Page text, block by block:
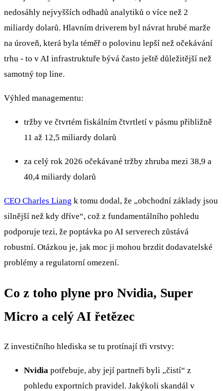
nedosáhly nejvyšších odhadů analytiků o více než 2
miliardy dolarů. Hlavním driverem byl návrat hrubé marže
na úroveň, která byla téměř o polovinu lepší než očekávání
trhu - to v AI infrastruktuře bývá často ještě důležitější než
samotný top line.
Výhled managementu:
tržby ve čtvrtém fiskálním čtvrtletí v pásmu přibližně
11 až 12,5 miliardy dolarů
za celý rok 2026 očekávané tržby zhruba mezi 38,9 a
40,4 miliardy dolarů
CEO Charles Liang k tomu dodal, že „obchodní základy jsou
silnější než kdy dříve“, což z fundamentálního pohledu
podporuje tezi, že poptávka po AI serverech zůstává
robustní. Otázkou je, jak moc ji mohou brzdit dodavatelské
problémy a regulatorní omezení.
Co z toho plyne pro Nvidia, Super
Micro a celý AI řetězec
Z investičního hlediska se tu protínají tři vrstvy:
Nvidia potřebuje, aby její partneři byli „čistí“ z
pohledu exportních pravidel. Jakýkoli skandál v